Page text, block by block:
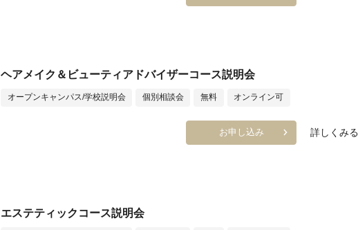
ヘアメイク＆ビューティアドバイザーコース説明会
オープンキャンパス/学校説明会 個別相談会 無料 オンライン可
お申し込み 詳しくみる
エステティックコース説明会